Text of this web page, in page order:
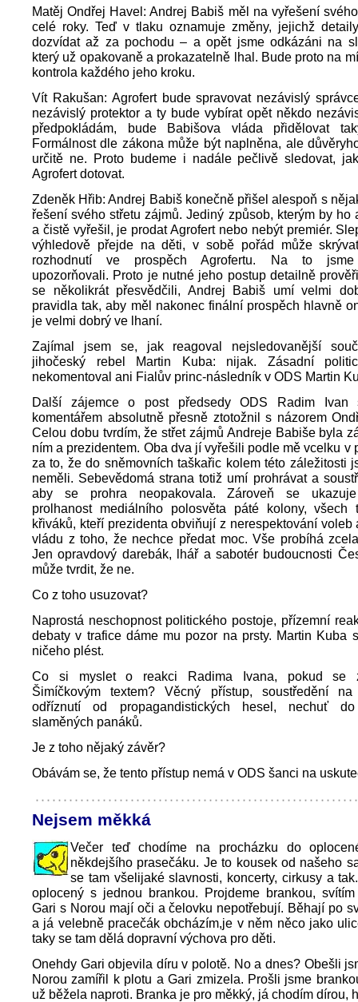
Matěj Ondřej Havel: Andrej Babiš měl na vyřešení
celé roky. Teď v tlaku oznamuje změny, jejichž
dozvídat až za pochodu – a opět jsme odkázáni na
který už opakovaně a prokazatelně lhal. Bude proto na
kontrola každého jeho kroku.
Vít Rakušan: Agrofert bude spravovat nezávislý
nezávislý protektor a ty bude vybírat opět někdo
předpokládám, bude Babišova vláda přidělovat
Formálnost dle zákona může být naplněna, ale
určitě ne. Proto budeme i nadále pečlivě sledovat,
Agrofert dotovat.
Zdeněk Hřib: Andrej Babiš konečně přišel alespoň s
řešení svého střetu zájmů. Jediný způsob, kterým by ho
a čistě vyřešil, je prodat Agrofert nebo nebýt premiér.
výhledově přejde na děti, v sobě pořád může
rozhodnutí ve prospěch Agrofertu. Na to jsme
upozorňovali. Proto je nutné jeho postup detailně
se několikrát přesvědčili, Andrej Babiš umí velmi
pravidla tak, aby měl nakonec finální prospěch hlavně
je velmi dobrý ve lhaní.
Zajímal jsem se, jak reagoval nejsledovanější
jihočeský rebel Martin Kuba: nijak. Zásadní
nekomentoval ani Fialův princ-následník v ODS Martin
Další zájemce o post předsedy ODS Radim Ivan
komentářem absolutně přesně ztotožnil s názorem
Celou dobu tvrdím, že střet zájmů Andreje Babiše byla
ním a prezidentem. Oba dva jí vyřešili podle mě vcelku v
za to, že do sněmovních taškařic kolem této záležitosti
neměli. Sebevědomá strana totiž umí prohrávat a
aby se prohra neopakovala. Zároveň se ukazuje
prolhanost mediálního polosvěta páté kolony,
křiváků, kteří prezidenta obviňují z nerespektování voleb
vládu z toho, že nechce předat moc. Vše probíhá
Jen opravdový darebák, lhář a sabotér budoucnosti
může tvrdit, že ne.
Co z toho usuzovat?
Naprostá neschopnost politického postoje, přízemní
debaty v trafice dáme mu pozor na prsty. Martin Kuba
ničeho plést.
Co si myslet o reakci Radima Ivana, pokud se
Šimíčkovým textem? Věcný přístup, soustředění na
odříznutí od propagandistických hesel, nechuť
slaměných panáků.
Je z toho nějaký závěr?
Obávám se, že tento přístup nemá v ODS šanci na
Nejsem měkká
Večer teď chodíme na procházku do
někdejšího prasečáku. Je to kousek od našeho
se tam všelijaké slavnosti, koncerty, cirkusy a
oplocený s jednou brankou. Projdeme brankou,
Gari s Norou mají oči a čelovku nepotřebují. Běhají po
a já velebně pracečák obcházím,je v něm něco jako
taky se tam dělá dopravní výchova pro děti.
Onehdy Gari objevila díru v polotě. No a dnes? Obešli
Norou zamířil k plotu a Gari zmizela. Prošli jsme
už běžela naproti. Branka je pro měkký, já chodím dírou,